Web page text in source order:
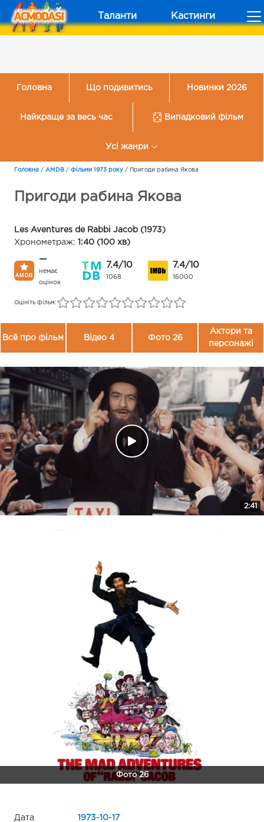
Таланти Кастинги
Головна Що подивитись Новинки 2026
Найкраще за весь час Випадковий фільм
Усі жанри
Головна / AMDB / Фільми 1973 року / Пригоди рабина Якова
Пригоди рабина Якова
Les Aventures de Rabbi Jacob (1973)
Хронометраж: 1:40 (100 хв)
—
немає
оцінок
7.4/10
1068
7.4/10
16000
Оцініть фільм:
Всё про фільм Відео 4 Фото 26
Актори та
персонажі
2:41
Фото 26
Дата
1973-10-17